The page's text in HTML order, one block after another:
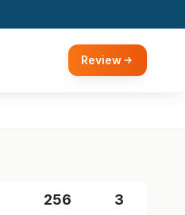
Review
256 3